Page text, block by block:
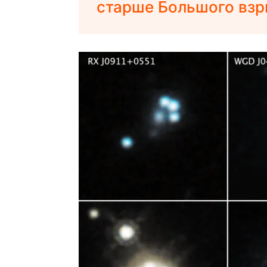
старше Большого